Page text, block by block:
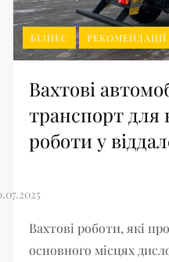
БІЗНЕС РЕКОМЕНДАЦІЇ
Вахтові
транспорт для
роботи у
Вахтові роботи, які
основного місцях